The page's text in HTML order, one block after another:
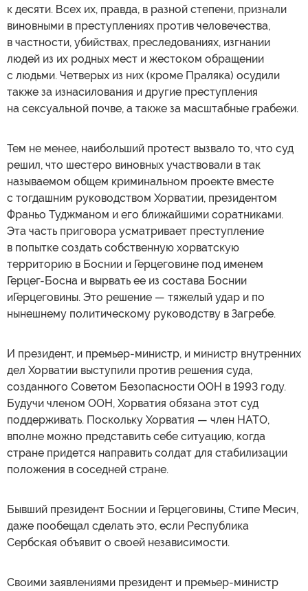
к десяти. Всех их, правда, в разной степени, признали
виновными в преступлениях против человечества,
в частности, убийствах, преследованиях, изгнании
людей из их родных мест и жестоком обращении
с людьми. Четверых из них (кроме Праляка) осудили
также за изнасилования и другие преступления
на сексуальной почве, а также за масштабные грабежи.
Тем не менее, наибольший протест вызвало то, что суд
решил, что шестеро виновных участвовали в так
называемом общем криминальном проекте вместе
с тогдашним руководством Хорватии, президентом
Франьо Туджманом и его ближайшими соратниками.
Эта часть приговора усматривает преступление
в попытке создать собственную хорватскую
территорию в Боснии и Герцеговине под именем
Герцег-Босна и вырвать ее из состава Боснии
иГерцеговины. Это решение — тяжелый удар и по
нынешнему политическому руководству в Загребе.
И президент, и премьер-министр, и министр внутренних
дел Хорватии выступили против решения суда,
созданного Советом Безопасности ООН в 1993 году.
Будучи членом ООН, Хорватия обязана этот суд
поддерживать. Поскольку Хорватия — член НАТО,
вполне можно представить себе ситуацию, когда
стране придется направить солдат для стабилизации
положения в соседней стране.
Бывший президент Боснии и Герцеговины, Стипе Месич,
даже пообещал сделать это, если Республика
Сербская объявит о своей независимости.
Своими заявлениями президент и премьер-министр